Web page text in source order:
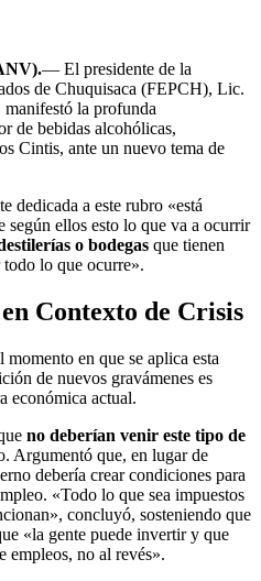
— El presidente de la
de Chuquisaca (FEPCH), Lic.
la profunda
de bebidas alcohólicas,
Cintis, ante un nuevo tema de
dedicada a este rubro «está
según ellos esto lo que va a ocurrir
o bodegas que tienen
lo que ocurre».
Contexto de Crisis
en que se aplica esta
de nuevos gravámenes es
económica actual.
no deberían venir este tipo de
Argumentó que, en lugar de
debería crear condiciones para
«Todo lo que sea impuestos
concluyó, sosteniendo que
«la gente puede invertir y que
empleos, no al revés».